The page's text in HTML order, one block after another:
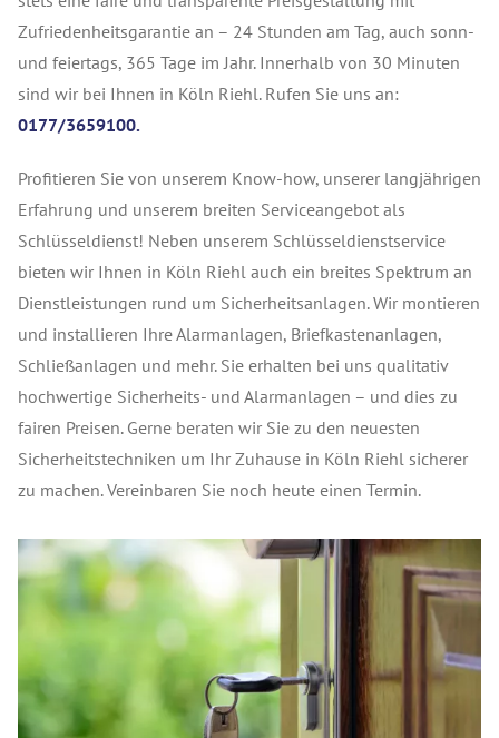
Zufriedenheitsgarantie an – 24 Stunden am Tag, auch sonn-
und feiertags, 365 Tage im Jahr. Innerhalb von 30 Minuten
sind wir bei Ihnen in Köln Riehl. Rufen Sie uns an:
0177/3659100.
Profitieren Sie von unserem Know-how, unserer langjährigen
Erfahrung und unserem breiten Serviceangebot als
Schlüsseldienst! Neben unserem Schlüsseldienstservice
bieten wir Ihnen in Köln Riehl auch ein breites Spektrum an
Dienstleistungen rund um Sicherheitsanlagen. Wir montieren
und installieren Ihre Alarmanlagen, Briefkastenanlagen,
Schließanlagen und mehr. Sie erhalten bei uns qualitativ
hochwertige Sicherheits- und Alarmanlagen – und dies zu
fairen Preisen. Gerne beraten wir Sie zu den neuesten
Sicherheitstechniken um Ihr Zuhause in Köln Riehl sicherer
zu machen. Vereinbaren Sie noch heute einen Termin.